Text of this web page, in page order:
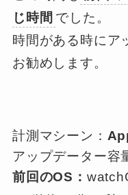
じ時間 でした。
時間がある時にア
お勧めします。
計測マシーン：
アップデーター容
前回のOS：